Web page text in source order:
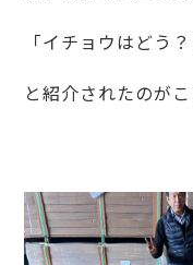
「イチョウはどう？
と紹介されたのがこ